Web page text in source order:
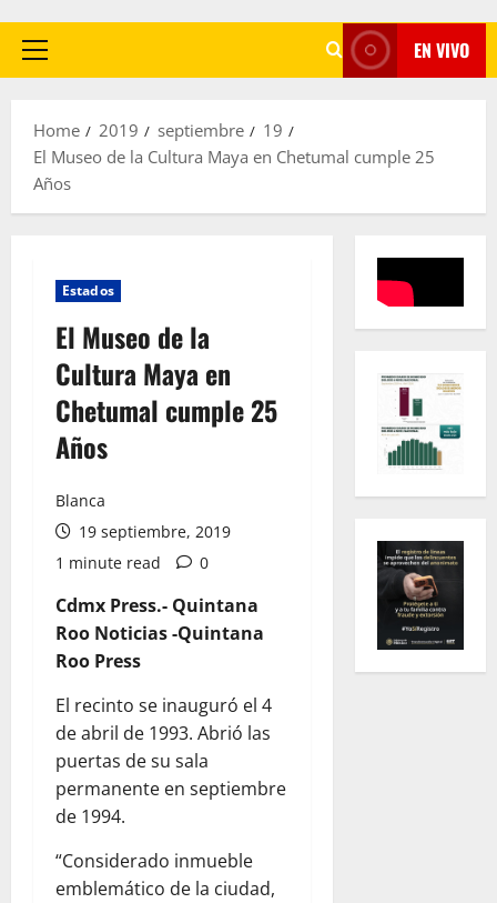
Primary
EN VIVO
Home 2019 septiembre
19
El Museo de la Cultura Maya en Chetumal cumple 25
Años
Estados
El Museo de la
Cultura Maya en
Chetumal cumple 25
Años
Blanca
19 septiembre, 2019
1 minute read
0
Cdmx Press.- Quintana
Roo Noticias -Quintana
Roo Press
El recinto se inauguró el 4
de abril de 1993. Abrió las
puertas de su sala
permanente en septiembre
de 1994.
“Considerado inmueble
emblemático de la ciudad,